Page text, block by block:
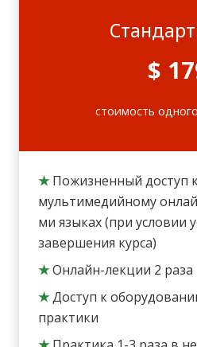
Стандарт
$
стоимость
★ Пожизненный доступ
мультимедийному
ми языках (при условии
завершения курса)
★Онлайн-лекции 2
★Доступ к
практики